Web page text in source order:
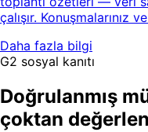
çalışır. Konuşmalarınız
Daha fazla bilgi
G2 sosyal kanıtı
Doğrulanmış
çoktan